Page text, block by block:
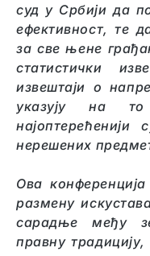
суд у Србији да
ефективност, те
за све њене
статистички
извештаји о
указују на
нерешених
Ова
размену
сарадње међу
правну